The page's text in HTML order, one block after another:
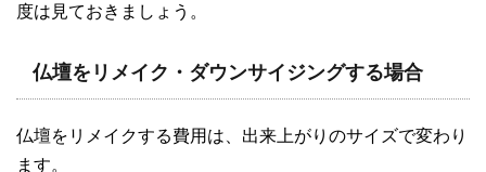
度は見ておきましょう。
仏壇をリメイク・ダウンサイジングする場合
仏壇をリメイクする費用は、出来上がりのサイズで変わり
ます。